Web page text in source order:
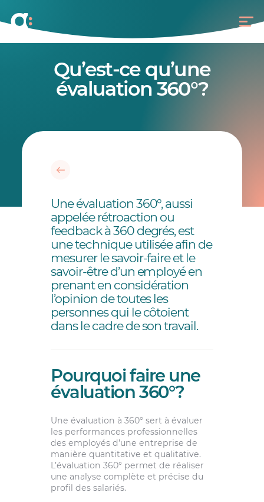
Qu’est-ce qu’une
évaluation 360°?
Une évaluation 360°, aussi
appelée rétroaction ou
feedback à 360 degrés, est
une technique utilisée afin de
mesurer le savoir-faire et le
savoir-être d’un employé en
prenant en considération
l’opinion de toutes les
personnes qui le côtoient
dans le cadre de son travail.
Pourquoi faire une
évaluation 360°?
Une évaluation à 360° sert à évaluer
les performances professionnelles
des employés d’une entreprise de
manière quantitative et qualitative.
L’évaluation 360° permet de réaliser
une analyse complète et précise du
profil des salariés.